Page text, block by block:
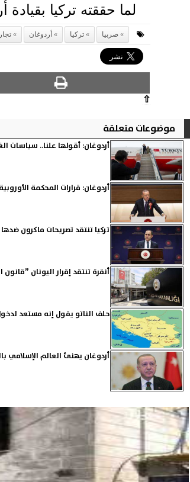
لما حققته تركيا بقيادة
صربيا تركيا أردوغان
⇧
موضوعات متعلقة
أردوغان: أقولها علنا.. سياسات
أردوغان: قرارات المحكمة
تركيا تنتقد تصريحات ماكرون ضدها
أنقرة تنتقد إقرار اليونان ”قانون
حلف الناتو يقول إنه مستعد
أردوغان يهنئ العالم الإسلامي